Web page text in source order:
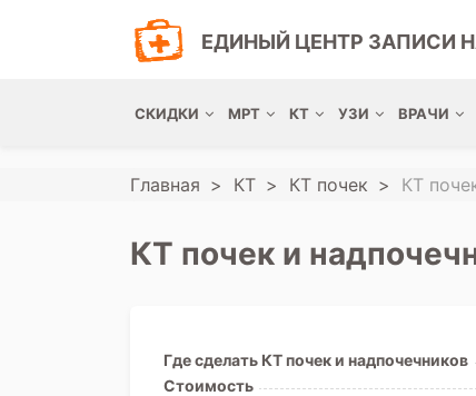
ЕДИНЫЙ ЦЕНТР ЗАПИСИ
СКИДКИ МРТ КТ УЗИ ВРАЧИ
Главная КТ КТ почек КТ
КТ почек и
Где сделать КТ почек и надпочечников
Стоимость